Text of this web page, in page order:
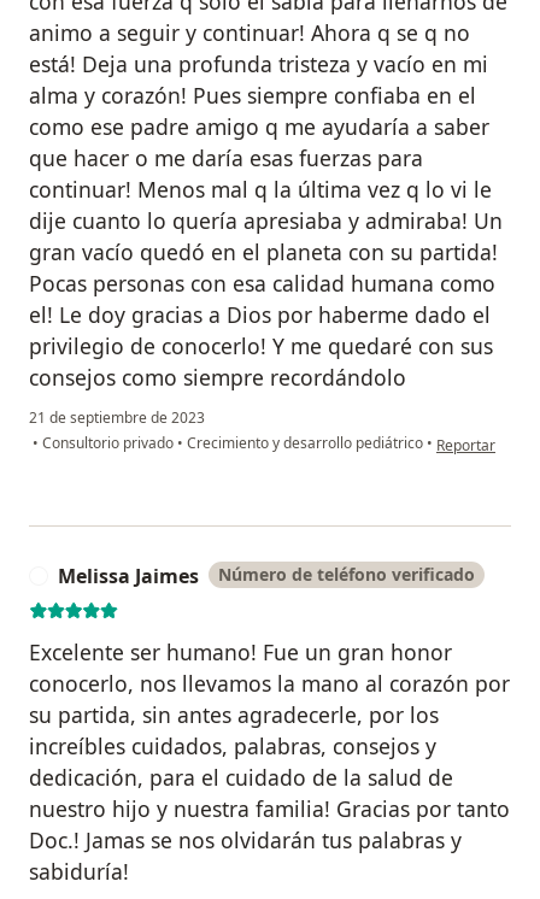
animo a seguir y continuar! Ahora q se q no
está! Deja una profunda tristeza y vacío en mi
alma y corazón! Pues siempre confiaba en el
como ese padre amigo q me ayudaría a saber
que hacer o me daría esas fuerzas para
continuar! Menos mal q la última vez q lo vi le
dije cuanto lo quería apresiaba y admiraba! Un
gran vacío quedó en el planeta con su partida!
Pocas personas con esa calidad humana como
el! Le doy gracias a Dios por haberme dado el
privilegio de conocerlo! Y me quedaré con sus
consejos como siempre recordándolo
21 de septiembre de 2023
• Consultorio privado • Crecimiento y desarrollo pediátrico • en opinión del
Reportar
Melissa Jaimes Número de teléfono verificado
Excelente ser humano! Fue un gran honor
conocerlo, nos llevamos la mano al corazón por
su partida, sin antes agradecerle, por los
increíbles cuidados, palabras, consejos y
dedicación, para el cuidado de la salud de
nuestro hijo y nuestra familia! Gracias por tanto
Doc.! Jamas se nos olvidarán tus palabras y
sabiduría!